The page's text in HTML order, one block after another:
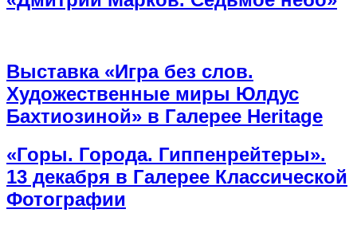
Выставка «Игра без слов.
Художественные миры Юлдус
Бахтиозиной» в Галерее Heritage
«Горы. Города. Гиппенрейтеры».
13 декабря в Галерее Классической
Фотографии